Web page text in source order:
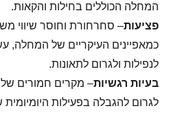
המחלה הכוללים בחילות והקאות.
פציעות– סחרחורת וחוסר שיווי
כמאפיינים העיקריים של המחלה,
לנפילות ולגרום לתאונות.
בעיות רגשיות– מקרים חמורים של
לגרום להגבלה בפעילות